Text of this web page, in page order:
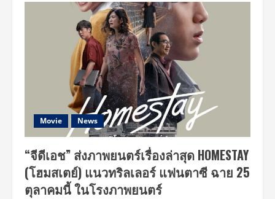
ดี
เอช”
จัด
เต็ม
รอบ
กา
ล่า
หนัง
HOMESTAY
(โฮม
สเตย์)
เนรมิต
ส
แตน
เชียร์
แปร
ต้อนรับ
ทีม
นัก
แสดง
Movie News
“จีดีเอช” ส่งภาพยนตร์เรื่องล่าสุด HOMESTAY
(โฮมสเตย์) แนวทริลเลอร์ แฟนตาซี ฉาย 25
ตุลาคมนี้ ในโรงภาพยนตร์